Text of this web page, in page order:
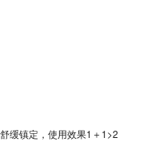
缓镇定，使用效果1＋1>2